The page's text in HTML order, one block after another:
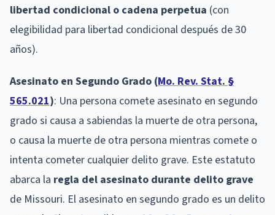
libertad condicional o cadena perpetua (con
elegibilidad para libertad condicional después de 30
años).
Asesinato en Segundo Grado (Mo. Rev. Stat. §
565.021): Una persona comete asesinato en segundo
grado si causa a sabiendas la muerte de otra persona,
o causa la muerte de otra persona mientras comete o
intenta cometer cualquier delito grave. Este estatuto
abarca la regla del asesinato durante delito grave
de Missouri. El asesinato en segundo grado es un delito